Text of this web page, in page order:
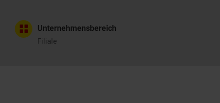
Unternehmensbereich
Filiale